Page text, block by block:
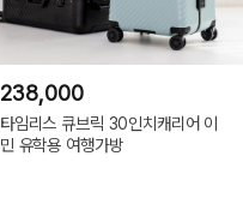
238,000
타임리스 큐브릭 30인치캐리어 이
민 유학용 여행가방